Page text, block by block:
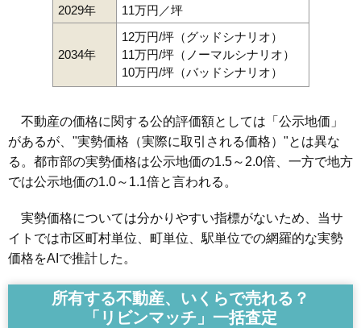
2029年
11万円／坪
2034年
12万円/坪（グッドシナリオ）
11万円/坪（ノーマルシナリオ）
10万円/坪（バッドシナリオ）
不動産の価格に関する公的評価額としては「公示地価」
があるが、"実勢価格（実際に取引される価格）"とは異な
る。都市部の実勢価格は公示地価の1.5～2.0倍、一方で地方
では公示地価の1.0～1.1倍と言われる。
実勢価格については分かりやすい指標がないため、当サ
イトでは市区町村単位、町単位、駅単位での網羅的な実勢
価格をAIで推計した。
所有する不動産、いくらで売れる？
「リビンマッチ」一括査定